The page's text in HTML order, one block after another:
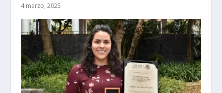
4 marzo, 2025